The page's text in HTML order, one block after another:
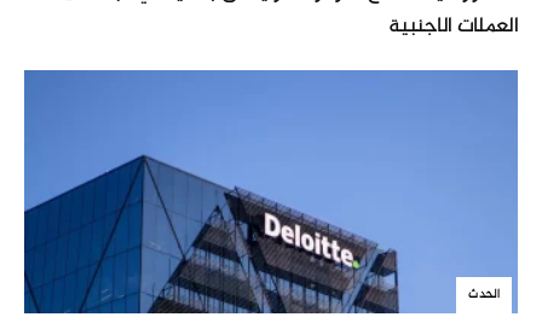
العملات الاجنبية
الحدث